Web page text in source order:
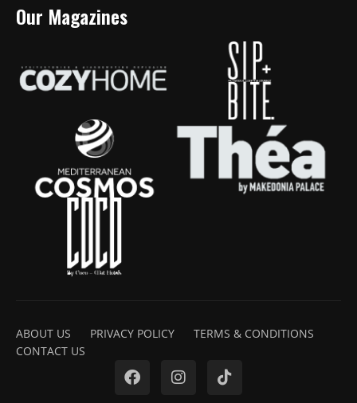
Our Magazines
ABOUT US PRIVACY POLICY
TERMS & CONDITIONS
CONTACT US